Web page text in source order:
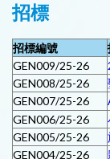
招標
招標編號
GEN009/25-26
GEN008/25-26
GEN007/25-26
GEN006/25-26
GEN005/25-26
GEN004/25-26